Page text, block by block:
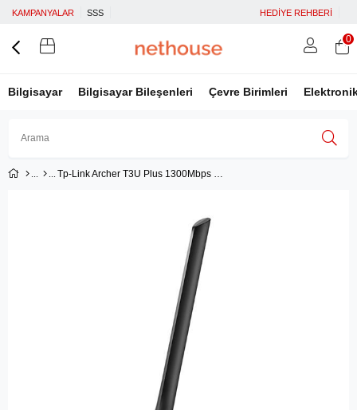
KAMPANYALAR SSS HEDİYE REHBERİ
Bilgisayar Bilgisayar Bileşenleri Çevre Birimleri
Facebook İle Bağlan
0
Tp-Link Archer T3U Plus 1300Mbps USB Adaptör